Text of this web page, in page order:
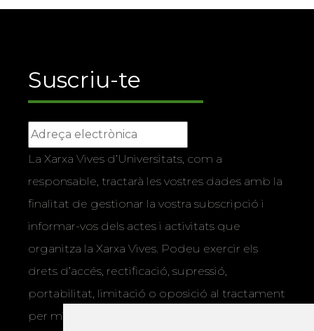
Suscriu-te
La Xarxa Vives d’Universitats, com a
responsable, tractarà les vostres dades amb la
finalitat de gestionar la vostra subscripció i
informar-vos dels actes i activitats que
organitza la Xarxa Vives. Podeu exercir els
drets d’accés, rectificació, supressió,
portabilitat, limitació o oposició al tractament
per mitjans físics o electrònics. Podeu